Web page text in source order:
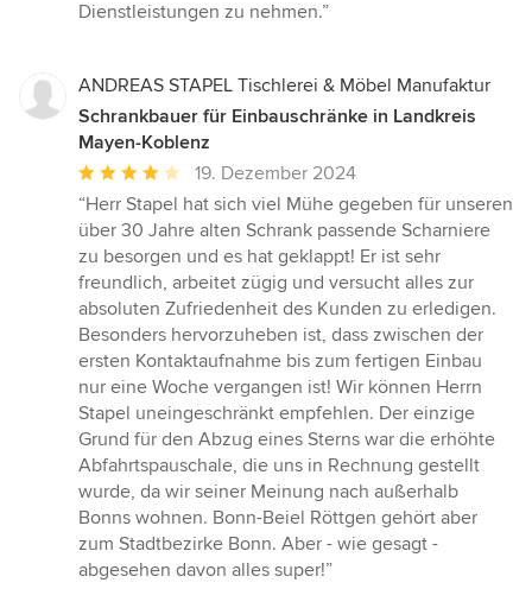
Dienstleistungen zu nehmen.”
ANDREAS STAPEL Tischlerei & Möbel Manufaktur
Schrankbauer für Einbauschränke in Landkreis
Mayen-Koblenz
Durchschnittliche
Bewertung:
4
von
5
Sternen
19. Dezember 2024
“Herr Stapel hat sich viel Mühe gegeben für unseren
über 30 Jahre alten Schrank passende Scharniere
zu besorgen und es hat geklappt! Er ist sehr
freundlich, arbeitet zügig und versucht alles zur
absoluten Zufriedenheit des Kunden zu erledigen.
Besonders hervorzuheben ist, dass zwischen der
ersten Kontaktaufnahme bis zum fertigen Einbau
nur eine Woche vergangen ist! Wir können Herrn
Stapel uneingeschränkt empfehlen. Der einzige
Grund für den Abzug eines Sterns war die erhöhte
Abfahrtspauschale, die uns in Rechnung gestellt
wurde, da wir seiner Meinung nach außerhalb
Bonns wohnen. Bonn-Beiel Röttgen gehört aber
zum Stadtbezirke Bonn. Aber - wie gesagt -
abgesehen davon alles super!”